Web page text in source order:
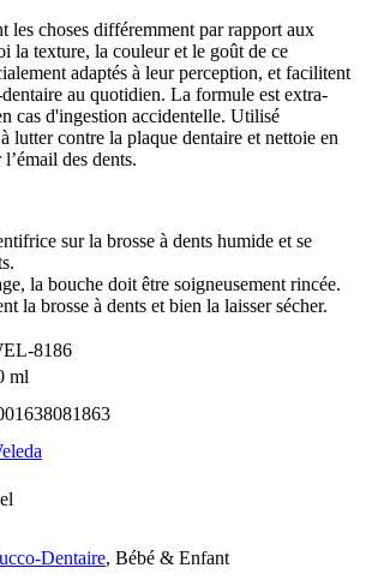
les choses différemment par rapport aux
la texture, la couleur et le goût de ce
adaptés à leur perception, et facilitent
au quotidien. La formule est extra-
cas d'ingestion accidentelle. Utilisé
lutter contre la plaque dentaire et nettoie en
des dents.
sur la brosse à dents humide et se
la bouche doit être soigneusement rincée.
la brosse à dents et bien la laisser sécher.
8186
ml
Dentaire, Bébé & Enfant